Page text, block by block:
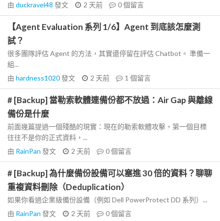
由 duckravel48 發文 2 天前 0個留言
【Agent Evaluation 系列 1/6】Agent 到底該怎麼測
試？
很多團隊評估 Agent 的方法，其實還停留在評估 Chatbot。 準備一
組...
由 hardness1020發文 2 天前 1 個留言
# [Backup] 當勒索軟體連備份都不放過：Air Gap 與離線
備份是什麼
前面幾篇提過一個殘酷的現實：現在的勒索軟體攻擊，第一個目標
往往不是你的正式資料，...
由 RainPan 發文 2 天前 0個留言
# [Backup] 為什麼備份設備可以塞進 30 倍的資料？聊聊
重複資料刪除（Deduplication）
如果你看過企業級備份設備（例如 Dell PowerProtect DD 系列）...
由 RainPan 發文 2 天前 0個留言